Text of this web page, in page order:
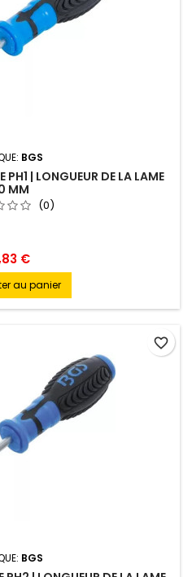
BGS
| LONGUEUR DE LA LAME
MM
(0)
€
au panier
BGS
favorite_border